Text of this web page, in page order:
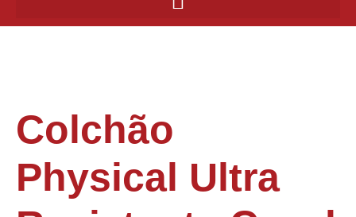
Colchão
Physical Ultra